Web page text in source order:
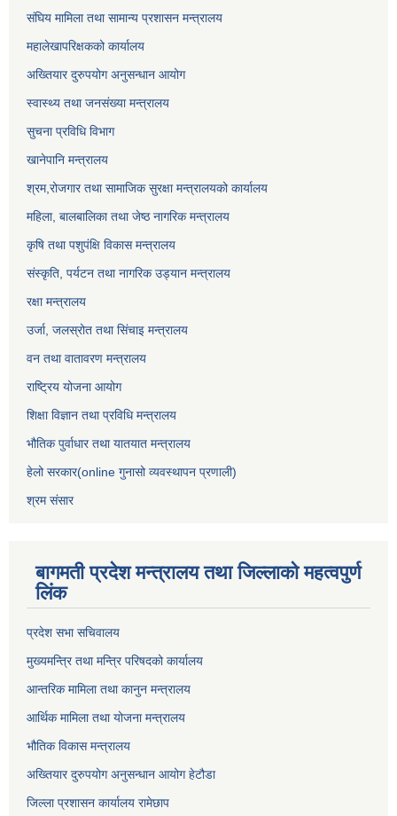
संघिय मामिला तथा सामान्य प्रशासन मन्त्रालय
महालेखापरिक्षकको कार्यालय
अख्तियार दुरुपयोग अनुसन्धान आयोग
स्वास्थ्य तथा जनसंख्या मन्त्रालय
सुचना प्रविधि विभाग
खानेपानि मन्त्रालय
श्रम,रोजगार तथा सामाजिक सुरक्षा मन्त्रालयको कार्यालय
महिला, बालबालिका तथा जेष्ठ नागरिक मन्त्रालय
कृषि तथा पशुपंक्षि विकास मन्त्रालय
संस्कृति, पर्यटन तथा नागरिक उड्‍यान मन्त्रालय
रक्षा मन्त्रालय
उर्जा, जलस्रोत तथा सिंचाइ मन्त्रालय
वन तथा वातावरण मन्त्रालय
राष्ट्रिय योजना आयोग
शिक्षा विज्ञान तथा प्रविधि मन्त्रालय
भौतिक पुर्वाधार तथा यातयात मन्त्रालय
हेलो सरकार(online गुनासो व्यवस्थापन प्रणाली)
श्रम संसार
बागमती प्रदेश मन्त्रालय तथा जिल्लाको महत्वपुर्ण
लिंक
प्रदेश सभा सचिवालय
मुख्यमन्त्रि तथा मन्त्रि परिषदको कार्यालय
आन्तरिक मामिला तथा कानुन मन्त्रालय
आर्थिक मामिला तथा योजना मन्त्रालय
भौतिक विकास मन्त्रालय
अख्तियार दुरुपयोग अनुसन्धान आयोग हेटौडा
जिल्ला प्रशासन कार्यालय रामेछाप